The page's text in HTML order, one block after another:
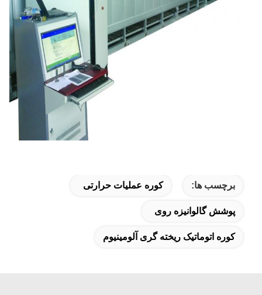
برچسب ها: کوره عملیات حرارتی
پوشش گالوانیزه روی
کوره اتوماتیک ریخته گری آلومینیوم